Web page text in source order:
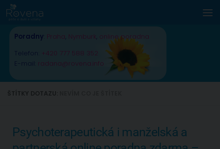
Skip to content
Poradny Praha Nymburk online poradna
Telefon: +420 777 588 352
E-mail: radana@rovena.info
Psychoterapeutická i manželská a